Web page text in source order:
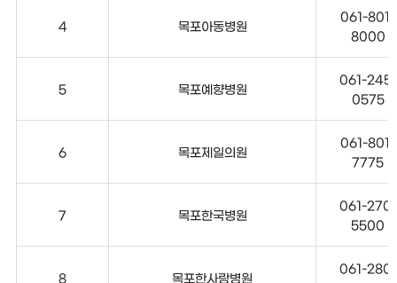
4 목포아동병원
061-801-
8000
5 목포예향병원
061-245-
0575
6 목포제일의원
061-801-
7775
7 목포한국병원
061-270-
5500
8 목포한사랑병원
061-280-